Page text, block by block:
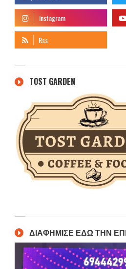
TOST GARDEN
ΔΙΑΦΗΜΙΣΕ ΕΔΩ ΤΗΝ